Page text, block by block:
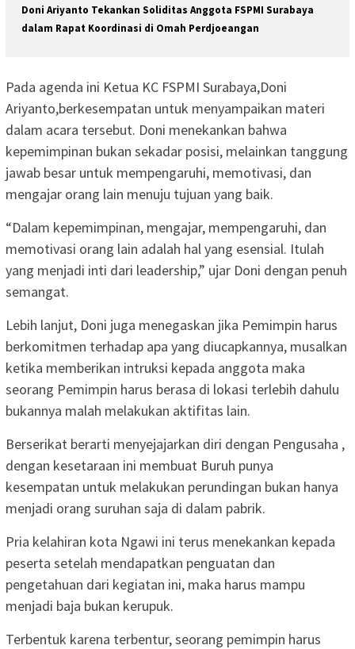
Doni Ariyanto Tekankan Soliditas Anggota FSPMI Surabaya
dalam Rapat Koordinasi di Omah Perdjoeangan
Pada agenda ini Ketua KC FSPMI Surabaya,Doni
Ariyanto,berkesempatan untuk menyampaikan materi
dalam acara tersebut. Doni menekankan bahwa
kepemimpinan bukan sekadar posisi, melainkan tanggung
jawab besar untuk mempengaruhi, memotivasi, dan
mengajar orang lain menuju tujuan yang baik.
“Dalam kepemimpinan, mengajar, mempengaruhi, dan
memotivasi orang lain adalah hal yang esensial. Itulah
yang menjadi inti dari leadership,” ujar Doni dengan penuh
semangat.
Lebih lanjut, Doni juga menegaskan jika Pemimpin harus
berkomitmen terhadap apa yang diucapkannya, musalkan
ketika memberikan intruksi kepada anggota maka
seorang Pemimpin harus berasa di lokasi terlebih dahulu
bukannya malah melakukan aktifitas lain.
Berserikat berarti menyejajarkan diri dengan Pengusaha ,
dengan kesetaraan ini membuat Buruh punya
kesempatan untuk melakukan perundingan bukan hanya
menjadi orang suruhan saja di dalam pabrik.
Pria kelahiran kota Ngawi ini terus menekankan kepada
peserta setelah mendapatkan penguatan dan
pengetahuan dari kegiatan ini, maka harus mampu
menjadi baja bukan kerupuk.
Terbentuk karena terbentur, seorang pemimpin harus